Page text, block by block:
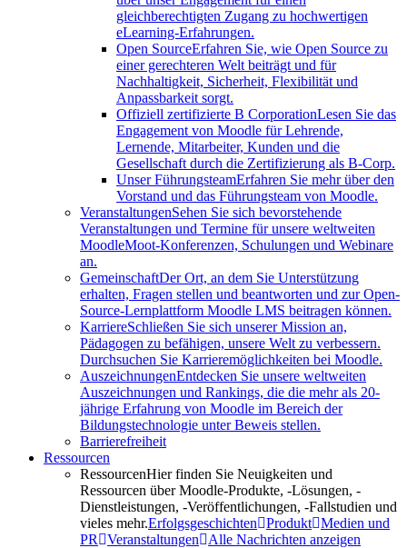
gleichberechtigten Zugang zu hochwertigen
eLearning-Erfahrungen.
Open SourceErfahren Sie, wie Open Source zu
einer gerechteren Welt beiträgt und für
Nachhaltigkeit, Sicherheit, Flexibilität und
Anpassbarkeit sorgt.
Offiziell zertifizierte B CorporationLesen Sie das
Engagement von Moodle für Lehrende,
Lernende, Mitarbeiter, Kunden und die
Gesellschaft durch die Zertifizierung als B-Corp.
Unser FührungsteamErfahren Sie mehr über den
Vorstand und das Führungsteam von Moodle.
VeranstaltungenSehen Sie sich bevorstehende
Veranstaltungen und Termine für unsere weltweiten
MoodleMoot-Konferenzen, Schulungen und Webinare
an.
GemeinschaftDer Ort, an dem Sie Unterstützung
erhalten, Fragen stellen und beantworten und zur Open-
Source-Lernplattform Moodle LMS beitragen können.
KarriereSchließen Sie sich unserer Mission an,
Pädagogen zu befähigen, unsere Welt zu verbessern.
Durchsuchen Sie Karrieremöglichkeiten bei Moodle.
AuszeichnungenEntdecken Sie unsere weltweiten
Auszeichnungen und Rankings, die die mehr als 20-
jährige Erfahrung von Moodle im Bereich der
Bildungstechnologie unter Beweis stellen.
Barrierefreiheit
Ressourcen
RessourcenHier finden Sie Neuigkeiten und
Ressourcen über Moodle-Produkte, -Lösungen, -
Dienstleistungen, -Veröffentlichungen, -Fallstudien und
vieles mehr.Erfolgsgeschichten Produkt Medien und
PR
Veranstaltungen Alle Nachrichten anzeigen